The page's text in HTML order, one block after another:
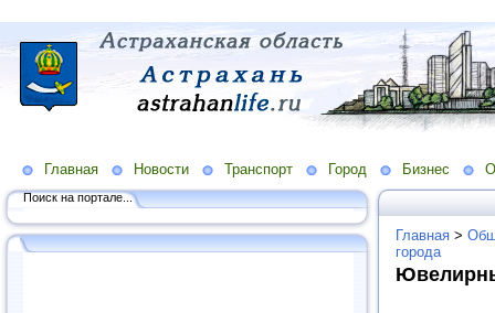
Главная Новости Транспорт Город Бизнес
Поиск на портале...
Главная >
города